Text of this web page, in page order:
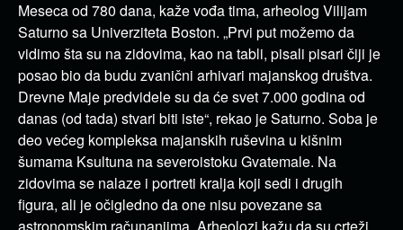
Meseca od 780 dana, kaže vođa tima, arheolog Vilijam
Saturno sa Univerziteta Boston. „Prvi put možemo da
vidimo šta su na zidovima, kao na tabli, pisali pisari čiji je
posao bio da budu zvanični arhivari majanskog društva.
Drevne Maje predvidele su da će svet 7.000 godina od
danas (od tada) stvari biti iste“, rekao je Saturno. Soba je
deo većeg kompleksa majanskih ruševina u kišnim
šumama Ksultuna na severoistoku Gvatemale. Na
zidovima se nalaze i portreti kralja koji sedi i drugih
figura, ali je očigledno da one nisu povezane sa